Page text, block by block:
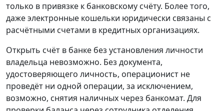
только в привязке к банковскому счёту. Более того,
даже электронные кошельки юридически связаны с
расчётными счетами в кредитных организациях.
Открыть счёт в банке без установления личности
владельца невозможно. Без документа,
удостоверяющего личность, операционист не
проведёт ни одной операции, за исключением,
возможно, снятия наличных через банкомат. Для